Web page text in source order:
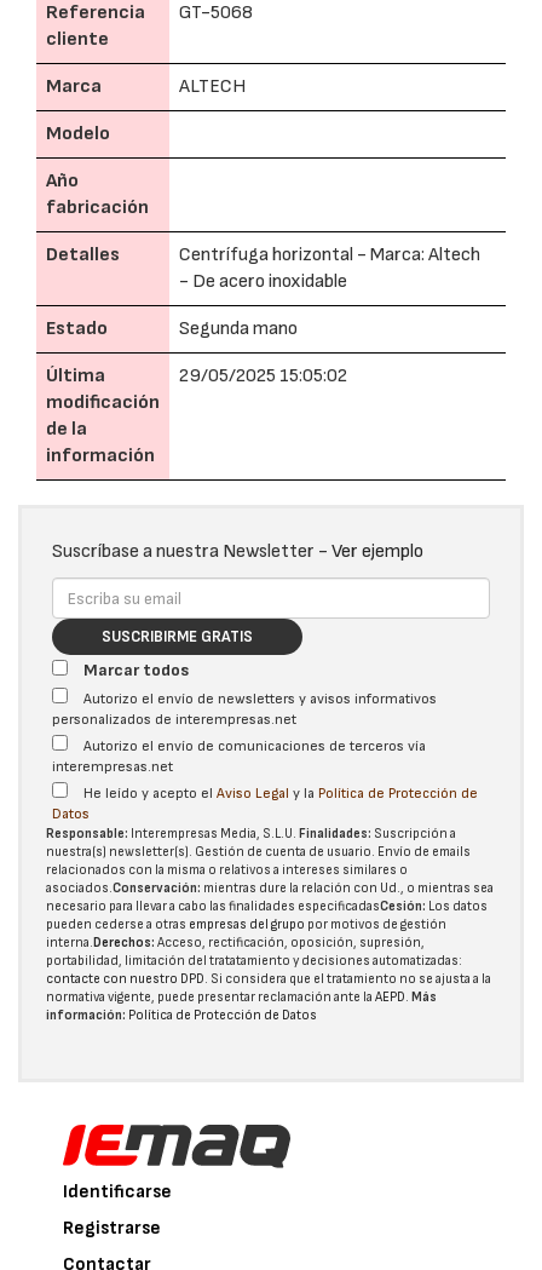
Referencia
cliente
GT-5068
Marca ALTECH
Modelo
Año
fabricación
Detalles
Centrífuga horizontal - Marca: Altech
- De acero inoxidable
Estado Segunda mano
Última
modificación
de la
información
29/05/2025 15:05:02
Suscríbase a nuestra Newsletter - Ver ejemplo
SUSCRIBIRME GRATIS
Marcar todos
Autorizo el envío de newsletters y avisos informativos
personalizados de interempresas.net
Autorizo el envío de comunicaciones de terceros vía
interempresas.net
He leído y acepto el Aviso Legal y la Política de Protección de
Datos
Responsable: Interempresas Media, S.L.U. Finalidades: Suscripción a
nuestra(s) newsletter(s). Gestión de cuenta de usuario. Envío de emails
relacionados con la misma o relativos a intereses similares o
asociados.Conservación: mientras dure la relación con Ud., o mientras sea
necesario para llevar a cabo las finalidades especificadasCesión: Los datos
pueden cederse a otras empresas del grupo por motivos de gestión
interna.Derechos: Acceso, rectificación, oposición, supresión,
portabilidad, limitación del tratatamiento y decisiones automatizadas:
contacte con nuestro DPD. Si considera que el tratamiento no se ajusta a la
normativa vigente, puede presentar reclamación ante la AEPD. Más
información: Política de Protección de Datos
Identificarse
Registrarse
Contactar